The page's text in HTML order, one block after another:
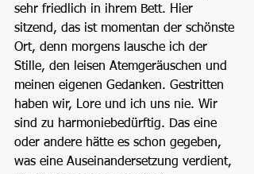
sehr friedlich in ihrem Bett. Hier
sitzend, das ist momentan der schönste
Ort, denn morgens lausche ich der
Stille, den leisen Atemgeräuschen und
meinen eigenen Gedanken. Gestritten
haben wir, Lore und ich uns nie. Wir
sind zu harmoniebedürftig. Das eine
oder andere hätte es schon gegeben,
was eine Auseinandersetzung verdient,